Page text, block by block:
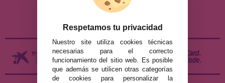
ENVÍOS Y DEVOLUCIONES
Respetamos tu privacidad
Nuestro site utiliza cookies técnicas
necesarias para el correcto
funcionamiento del sitio web. Es posible
que además se utilicen otras categorías
de cookies para personalizar la